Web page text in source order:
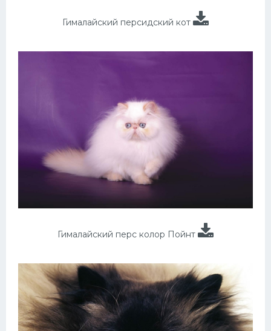
Гималайский персидский кот
Гималайский перс колор Пойнт